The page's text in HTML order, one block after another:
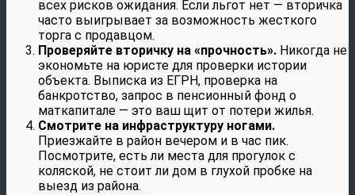
всех рисков ожидания. Если льгот нет — вторичка
часто выигрывает за возможность жесткого
торга с продавцом.
Проверяйте вторичку на «прочность». Никогда не
экономьте на юристе для проверки истории
объекта. Выписка из ЕГРН, проверка на
банкротство, запрос в пенсионный фонд о
маткапитале — это ваш щит от потери жилья.
Смотрите на инфраструктуру ногами.
Приезжайте в район вечером и в час пик.
Посмотрите, есть ли места для прогулок с
коляской, не стоит ли дом в глухой пробке на
выезд из района.